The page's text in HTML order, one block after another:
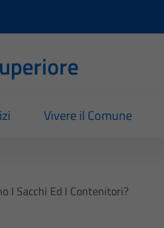
Vivere il Comune
I Sacchi Ed I Contenitori?